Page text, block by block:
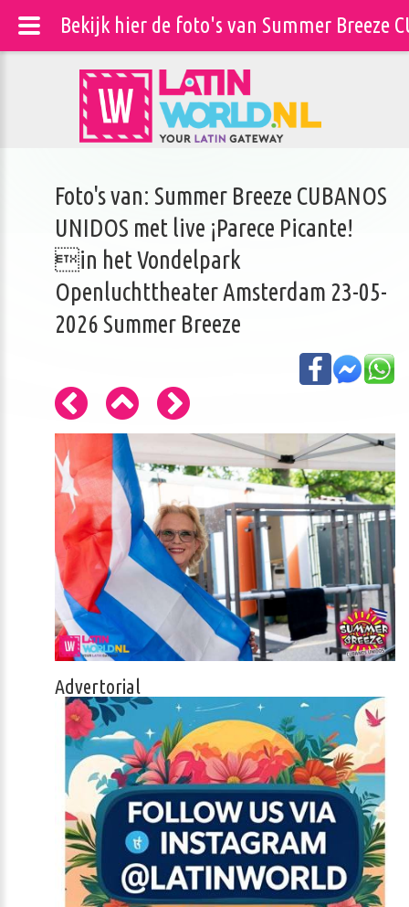
Foto's van: Summer Breeze CUBANOS
UNIDOS met live ¡Parece Picante!
in het Vondelpark
Openluchttheater Amsterdam 23-05-
2026 Summer Breeze
Advertorial
Bekijk hier de foto's van Summer Breeze